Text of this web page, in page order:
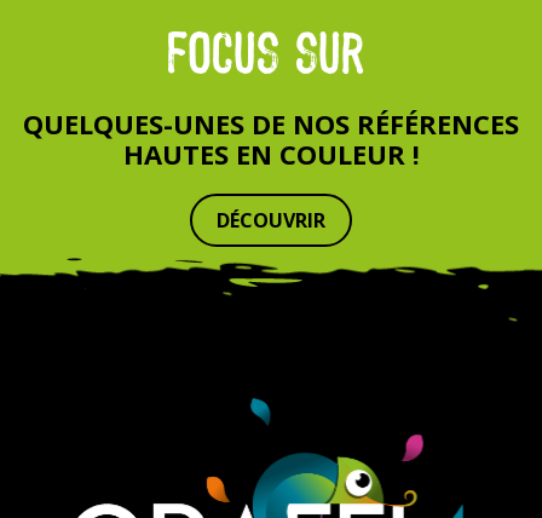
FOCUS SUR
QUELQUES-UNES DE NOS RÉFÉRENCES
HAUTES EN COULEUR !
DÉCOUVRIR